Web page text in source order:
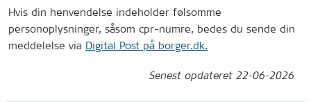
Hvis din henvendelse indeholder følsomme
personoplysninger, såsom cpr-numre, bedes du sende din
meddelelse via Digital Post på borger.dk.
Senest opdateret 22-06-2026